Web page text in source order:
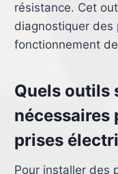
résistance. Cet
diagnostiquer des
fonctionnement
Quels outils
nécessaires
prises
Pour installer des